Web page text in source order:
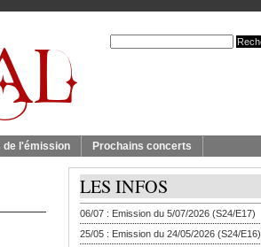
de l'émission Prochains concerts
LES INFOS
06/07 : Emission du 5/07/2026 (S24/E17)
25/05 : Emission du 24/05/2026 (S24/E16)